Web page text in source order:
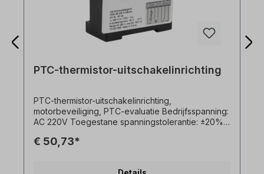
PTC-thermistor-uitschakelinrichting
PTC-thermistor-uitschakelinrichting,
motorbeveiliging, PTC-evaluatie Bedrijfsspanning:
AC 220V Toegestane spanningstolerantie: ±20%
<0,8VA Toegestane omgevingstemperatuur: -30
€ 50,73*